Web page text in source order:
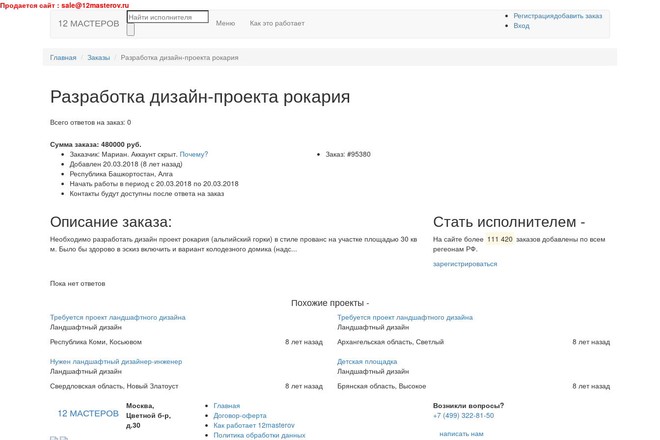
Продается сайт : sale@12masterov.ru
12 МАСТЕРОВ
Регистрация
Вход
добавить заказ
Меню Как это работает
Главная Заказы Разработка дизайн-проекта рокария
Разработка дизайн-проекта рокария
Всего ответов на заказ: 0
Сумма заказа: 480000 руб.
Заказ: #95380
Заказчик: Мариан. Аккаунт скрыт. Почему?
Добавлен 20.03.2018 (8 лет назад)
Республика Башкортостан, Алга
Начать работы в период с 20.03.2018 по 20.03.2018
Контакты будут доступны после ответа на заказ
Описание заказа:
Необходимо разработать дизайн проект рокария (альпийский горки) в стиле прованс на участке площадью 30 кв
м. Было бы здорово в эскиз включить и вариант колодезного домика (надс...
Стать исполнителем -
На сайте более 111 420 заказов добавлены по всем
регеонам РФ.
зарегистрироваться
Пока нет ответов
Похожие проекты -
Требуется проект ландшафтного дизайна
Ландшафтный дизайн
8 лет назад
Республика Коми, Косьювом
Нужен ландшафтный дизайнер-инженер
Ландшафтный дизайн
8 лет назад
Свердловская область, Новый Златоуст
Требуется проект ландшафтного дизайна
Ландшафтный дизайн
8 лет назад
Архангельская область, Светлый
Детская площадка
Ландшафтный дизайн
8 лет назад
Брянская область, Высокое
12 МАСТЕРОВ
Москва,
Цветной б-р,
д.30
Главная
Договор-оферта
Как работает 12masterov
Политика обработки данных
Возникли вопросы?
+7 (499) 322-81-50
написать нам